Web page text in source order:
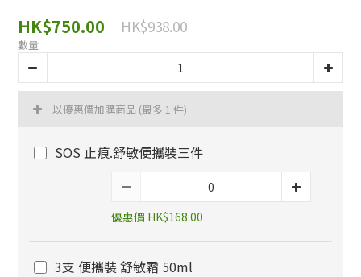
HK$750.00 HK$938.00
數量
以優惠價加購商品 (最多 1 件)
SOS 止痕.舒敏便攜裝三件
優惠價 HK$168.00
3支 便攜裝 舒敏霜 50ml